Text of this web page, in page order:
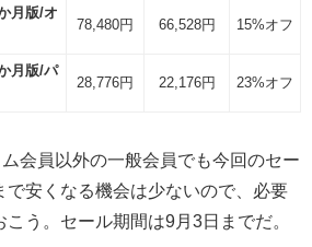
月版/オ
78,480円 66,528円 15%オフ
月版/パ
28,776円 22,176円 23%オフ
会員以外の一般会員でも今回のセー
で安くなる機会は少ないので、必要
う。セール期間は9月3日までだ。